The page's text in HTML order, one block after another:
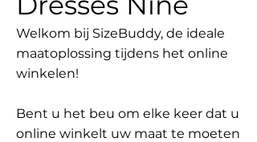
Welkom bij SizeBuddy, de ideale
maatoplossing tijdens het online
winkelen!
Bent u het beu om elke keer dat u
online winkelt uw maat te moeten